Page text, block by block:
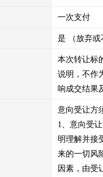
一次支付
是 （放弃或
本次转让标
说明，不作
响成交结果
意向受让方
1、意向受
明理解并接
来的一切风
因素，由受